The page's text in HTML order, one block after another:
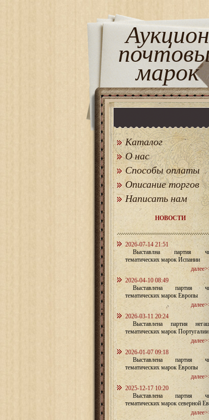
Аукцион
марок
Каталог
О нас
Способы оплаты
Описание торгов
Написать нам
НОВОСТИ
2026-07-14 21:51
Выставлна партия
тематических марок Испании
2026-04-10 08:49
Выставлена партия
тематических марок Европы
2026-03-11 20:24
Выставлена партия
тематических марок Португалии
2026-01-07 09:18
Выставлена партия
тематических марок Европы
2025-12-17 10:20
Выставлена партия
тематических марок северной